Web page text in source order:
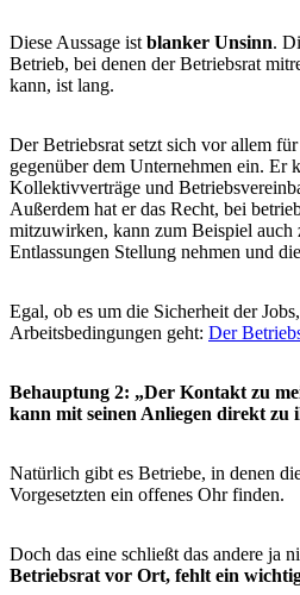
Diese Aussage ist blanker Unsinn.
Betrieb, bei denen der Betriebsrat
kann, ist lang.
Der Betriebsrat setzt sich vor allem
gegenüber dem Unternehmen ein. Er
Kollektivverträge und
Außerdem hat er das Recht, bei
mitzuwirken, kann zum Beispiel auch
Entlassungen Stellung nehmen und
Egal, ob es um die Sicherheit der
Arbeitsbedingungen geht: Der
Behauptung 2: „Der Kontakt zu
kann mit seinen Anliegen direkt zu
Natürlich gibt es Betriebe, in denen
Vorgesetzten ein offenes Ohr finden.
Doch das eine schließt das andere ja
Betriebsrat vor Ort, fehlt ein